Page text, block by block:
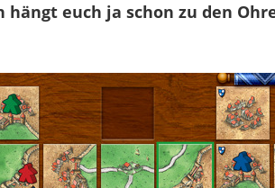
besten
hängt euch ja schon zu den